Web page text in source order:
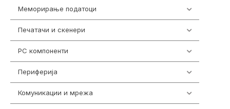
Меморирање податоци
Печатачи и скенери
PC компоненти
Периферија
Комуникации и мрежа